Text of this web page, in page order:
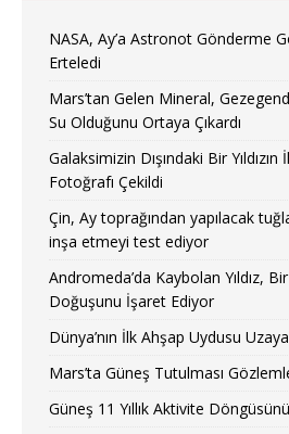
NASA, Ay’a Astronot Gönderme
Erteledi
Mars’tan Gelen Mineral,
Su Olduğunu Ortaya Çıkardı
Galaksimizin Dışındaki Bir Yıldızın
Fotoğrafı Çekildi
Çin, Ay toprağından yapılacak
inşa etmeyi test ediyor
Andromeda’da Kaybolan Yıldız,
Doğuşunu İşaret Ediyor
Dünya’nın İlk Ahşap Uydusu Uzaya
Mars’ta Güneş Tutulması
Güneş 11 Yıllık Aktivite